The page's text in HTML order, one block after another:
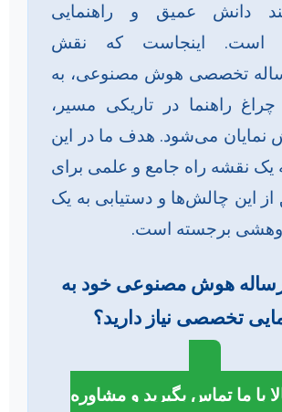
دانش عمیق و راهنمایی
است. اینجاست که نقش
تخصصی هوش مصنوعی، به
راهنما در تاریکی مسیر،
نمایان می‌شود. هدف ما در این
یک نقشه راه جامع و علمی برای
این چالش‌ها و دستیابی به یک
برجسته است.
رساله هوش مصنوعی خود به
تخصصی نیاز دارید؟
با ما تماس بگیرید و مشاوره